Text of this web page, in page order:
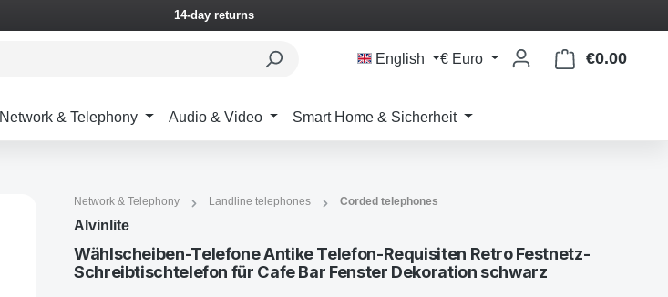
14-day returns
English € Euro €0.00
Network & Telephony Audio & Video Smart Home & Sicherheit
Network & Telephony Landline telephones Corded telephones
Alvinlite
Wählscheiben-Telefone Antike Telefon-Requisiten Retro Festnetz-
Schreibtischtelefon für Cafe Bar Fenster Dekoration schwarz